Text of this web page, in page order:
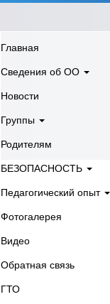
Главная
Сведения об ОО
Новости
Группы
Родителям
БЕЗОПАСНОСТЬ
Педагогический опыт
Фотогалерея
Видео
Обратная связь
ГТО